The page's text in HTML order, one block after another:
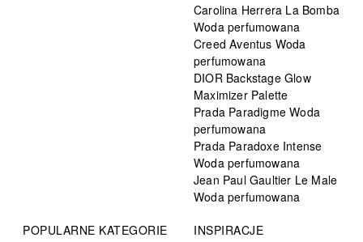
Carolina Herrera La Bomba
Woda perfumowana
Creed Aventus Woda
perfumowana
DIOR Backstage Glow
Maximizer Palette
Prada Paradigme Woda
perfumowana
Prada Paradoxe Intense
Woda perfumowana
Jean Paul Gaultier Le Male
Woda perfumowana
POPULARNE KATEGORIE
INSPIRACJE